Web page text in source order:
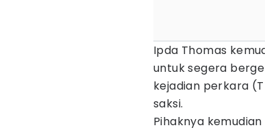
Ipda Thomas
untuk segera
kejadian perkara
saksi.
Pihaknya